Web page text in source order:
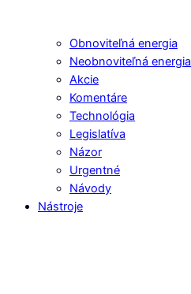
Obnoviteľná energia
Neobnoviteľná energia
Akcie
Komentáre
Technológia
Legislatíva
Názor
Urgentné
Návody
Nástroje